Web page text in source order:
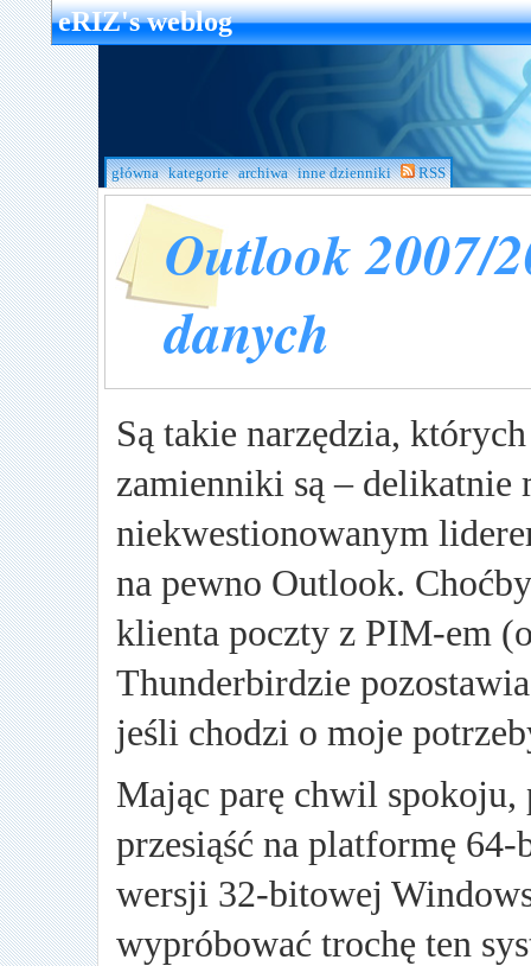
eRIZ's weblog
główna kategorie archiwa inne dzienniki RSS
Outlook 2007/
danych
Są takie narzędzia,
zamienniki są – delikatnie
niekwestionowanym
na pewno Outlook.
klienta poczty z PIM-em
Thunderbirdzie
jeśli chodzi o moje
Mając parę chwil spokoju,
przesiąść na platformę 64-
wersji 32-bitowej
wypróbować trochę ten